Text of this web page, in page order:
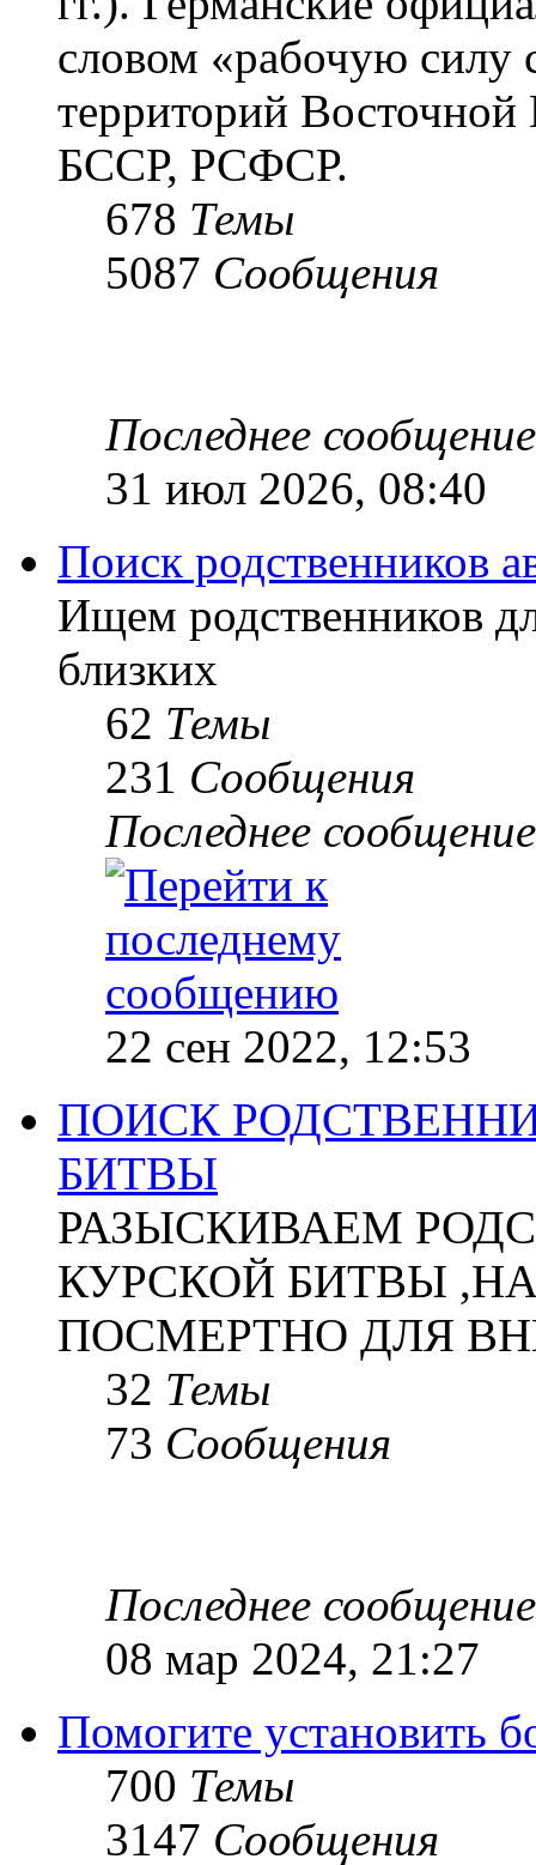
словом «рабочую силу
территорий
БССР, РСФСР.
678 Темы
5087 Сообщения
Последнее сообщение
31 июл 2026, 08:40
Поиск родственников
Ищем родственников
близких
62 Темы
231 Сообщения
Последнее сообщение
22 сен 2022, 12:53
ПОИСК
БИТВЫ
РАЗЫСКИВАЕМ
КУРСКОЙ БИТВЫ
ПОСМЕРТНО ДЛЯ
32 Темы
73 Сообщения
Последнее сообщение
08 мар 2024, 21:27
Помогите установить
700 Темы
3147 Сообщения